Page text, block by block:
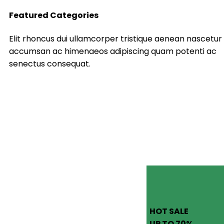
Featured Categories
Elit rhoncus dui ullamcorper tristique aenean nascetur
accumsan ac himenaeos adipiscing quam potenti ac
senectus consequat.
HOT SALE